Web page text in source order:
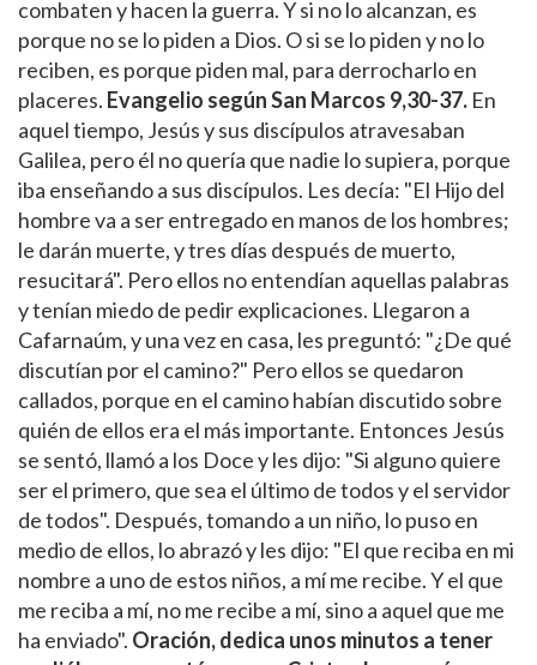
combaten y hacen la guerra. Y si no lo alcanzan, es
porque no se lo piden a Dios. O si se lo piden y no lo
reciben, es porque piden mal, para derrocharlo en
placeres. Evangelio según San Marcos 9,30-37. En
aquel tiempo, Jesús y sus discípulos atravesaban
Galilea, pero él no quería que nadie lo supiera, porque
iba enseñando a sus discípulos. Les decía: "El Hijo del
hombre va a ser entregado en manos de los hombres;
le darán muerte, y tres días después de muerto,
resucitará". Pero ellos no entendían aquellas palabras
y tenían miedo de pedir explicaciones. Llegaron a
Cafarnaúm, y una vez en casa, les preguntó: "¿De qué
discutían por el camino?" Pero ellos se quedaron
callados, porque en el camino habían discutido sobre
quién de ellos era el más importante. Entonces Jesús
se sentó, llamó a los Doce y les dijo: "Si alguno quiere
ser el primero, que sea el último de todos y el servidor
de todos". Después, tomando a un niño, lo puso en
medio de ellos, lo abrazó y les dijo: "El que reciba en mi
nombre a uno de estos niños, a mí me recibe. Y el que
me reciba a mí, no me recibe a mí, sino a aquel que me
ha enviado". Oración, dedica unos minutos a tener